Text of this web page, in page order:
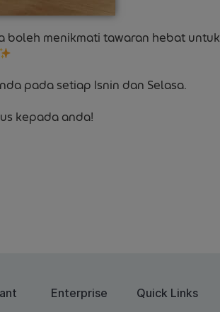
boleh menikmati tawaran hebat untuk
pada setiap Isnin dan Selasa.
kepada anda!
Enterprise Quick Links